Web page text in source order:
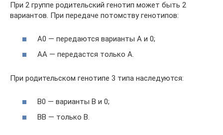
При 2 группе родительский генотип может быть 2
вариантов. При передаче потомству генотипов:
A0 — передаются варианты A и 0;
AA — передастся только A.
При родительском генотипе 3 типа наследуются:
B0 — варианты B и 0;
BB — только B.